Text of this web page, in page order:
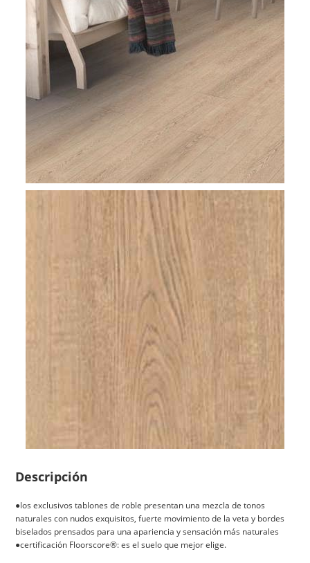
Descripción
●los exclusivos tablones de roble presentan una mezcla de tonos
naturales con nudos exquisitos, fuerte movimiento de la veta y bordes
biselados prensados para una apariencia y sensación más naturales
●certificación Floorscore®: es el suelo que mejor elige.